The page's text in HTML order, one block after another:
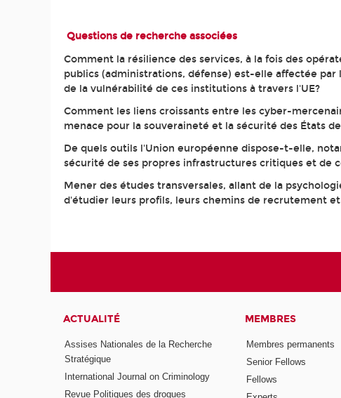
Questions de recherche associées
Comment la résilience des services, à la fois des
publics (administrations, défense) est-elle affectée
de la vulnérabilité de ces institutions à travers l'UE?
Comment les liens croissants entre les cyber-
menace pour la souveraineté et la sécurité des États
De quels outils l'Union européenne dispose-t-elle,
sécurité de ses propres infrastructures critiques et de
Mener des études transversales, allant de la
d'étudier leurs profils, leurs chemins de recrutement
ACTUALITÉ
Assises Nationales de la Recherche
Stratégique
International Journal on Criminology
Revue Politiques des drogues
MEMBRES
Membres permanents
Senior Fellows
Fellows